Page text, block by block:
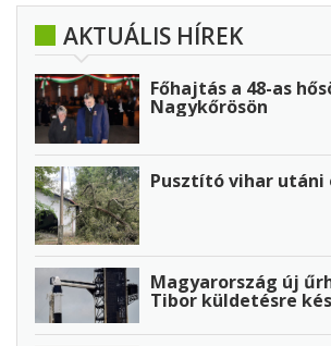
AKTUÁLIS HÍREK
Főhajtás a 48-as
Nagykőrösön
Pusztító vihar utáni
Magyarország új
Tibor küldetésre